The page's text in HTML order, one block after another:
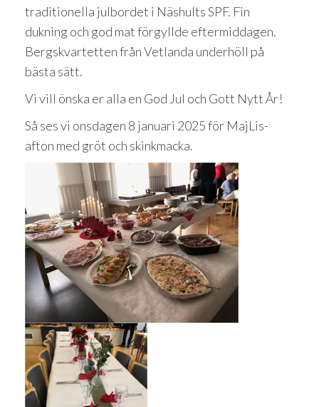
traditionella julbordet i Näshults SPF. Fin
dukning och god mat förgyllde eftermiddagen.
Bergskvartetten från Vetlanda underhöll på
bästa sätt.
Vi vill önska er alla en God Jul och Gott Nytt År!
Så ses vi onsdagen 8 januari 2025 för MajLis-
afton med gröt och skinkmacka.